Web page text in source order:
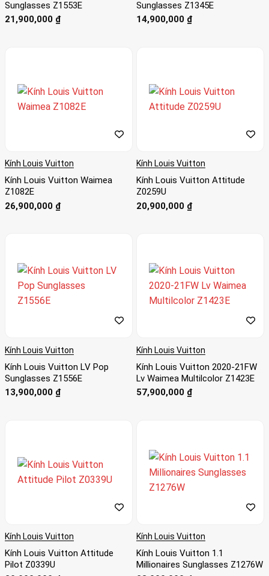
Sunglasses Z1553E
21,900,000 ₫
Sunglasses Z1345E
14,900,000 ₫
Kính Louis Vuitton
Kính Louis Vuitton Waimea
Z1082E
26,900,000 ₫
Kính Louis Vuitton
Kính Louis Vuitton Attitude
Z0259U
20,900,000 ₫
Kính Louis Vuitton
Kính Louis Vuitton LV Pop
Sunglasses Z1556E
13,900,000 ₫
Kính Louis Vuitton
Kính Louis Vuitton 2020-21FW
Lv Waimea Multilcolor Z1423E
57,900,000 ₫
Kính Louis Vuitton
Kính Louis Vuitton Attitude
Pilot Z0339U
Kính Louis Vuitton
Kính Louis Vuitton 1.1
Millionaires Sunglasses Z1276W